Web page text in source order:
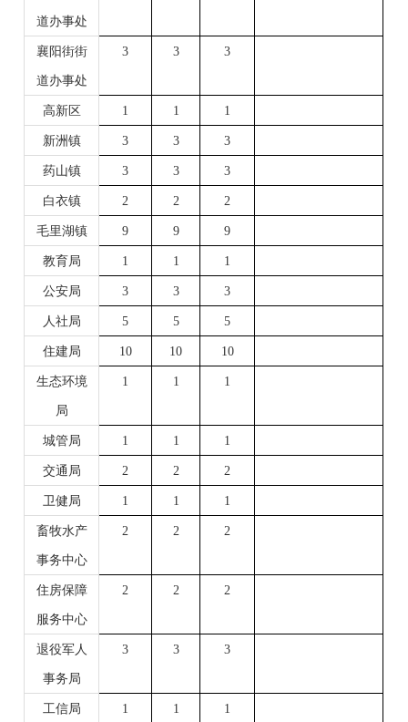
道办事处
襄阳街街
道办事处
3 3 3
高新区 1 1 1
新洲镇 3 3 3
药山镇 3 3 3
白衣镇 2 2 2
毛里湖镇 9 9 9
教育局 1 1 1
公安局 3 3 3
人社局 5 5 5
住建局 10 10 10
生态环境
局
1 1 1
城管局 1 1 1
交通局 2 2 2
卫健局 1 1 1
畜牧水产
事务中心
2 2 2
住房保障
服务中心
2 2 2
退役军人
事务局
3 3 3
工信局 1 1 1